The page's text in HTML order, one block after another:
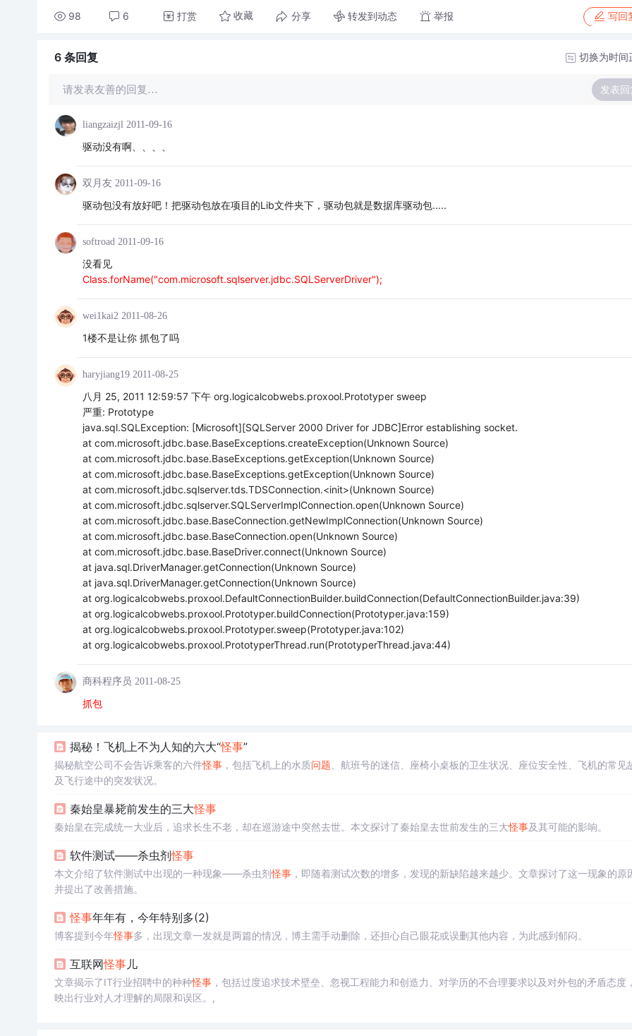
98 6 打赏 收藏 分享 转发到动态 举报 写回
6 条回复 切换为时间
请发表友善的回复… 发表回
liangzaizjl 2011-09-16
驱动没有啊、、、、
双月友 2011-09-16
驱动包没有放好吧！把驱动包放在项目的Lib文件夹下，驱动包就是数据库驱动包.....
softroad 2011-09-16
没看见
Class.forName("com.microsoft.sqlserver.jdbc.SQLServerDriver");
wei1kai2 2011-08-26
1楼不是让你 抓包了吗
haryjiang19 2011-08-25
八月 25, 2011 12:59:57 下午 org.logicalcobwebs.proxool.Prototyper sweep
严重: Prototype
java.sql.SQLException: [Microsoft][SQLServer 2000 Driver for JDBC]Error establishing socket.
at com.microsoft.jdbc.base.BaseExceptions.createException(Unknown Source)
at com.microsoft.jdbc.base.BaseExceptions.getException(Unknown Source)
at com.microsoft.jdbc.base.BaseExceptions.getException(Unknown Source)
at com.microsoft.jdbc.sqlserver.tds.TDSConnection.<init>(Unknown Source)
at com.microsoft.jdbc.sqlserver.SQLServerImplConnection.open(Unknown Source)
at com.microsoft.jdbc.base.BaseConnection.getNewImplConnection(Unknown Source)
at com.microsoft.jdbc.base.BaseConnection.open(Unknown Source)
at com.microsoft.jdbc.base.BaseDriver.connect(Unknown Source)
at java.sql.DriverManager.getConnection(Unknown Source)
at java.sql.DriverManager.getConnection(Unknown Source)
at org.logicalcobwebs.proxool.DefaultConnectionBuilder.buildConnection(DefaultConnectionBuilder.java:39)
at org.logicalcobwebs.proxool.Prototyper.buildConnection(Prototyper.java:159)
at org.logicalcobwebs.proxool.Prototyper.sweep(Prototyper.java:102)
at org.logicalcobwebs.proxool.PrototyperThread.run(PrototyperThread.java:44)
商科程序员 2011-08-25
抓包
揭秘！飞机上不为人知的六大“怪事”
揭秘航空公司不会告诉乘客的六件怪事，包括飞机上的水质问题 、航班号的迷信、座椅小桌板的卫生状况、座位安全性、飞机的常见
及飞行途中的突发状况。
秦始皇暴毙前发生的三大怪事
秦始皇在完成统一大业后，追求长生不老，却在巡游途中突然去世。本文探讨了秦始皇去世前发生的三大怪事及其可能的影响。
软件测试——杀虫剂怪事
本文介绍了软件测试中出现的一种现象——杀虫剂怪事，即随着测试次数的增多，发现的新缺陷越来越少。文章探讨了这一现象的原
并提出了改善措施。
怪事年年有，今年特别多(2)
博客提到今年怪事多，出现文章一发就是两篇的情况，博主需手动删除，还担心自己眼花或误删其他内容，为此感到郁闷。
互联网怪事儿
文章揭示了IT行业招聘中的种种怪事，包括过度追求技术壁垒、忽视工程能力和创造力、对学历的不合理要求以及对外包的矛盾态度
映出行业对人才理解的局限和误区。,